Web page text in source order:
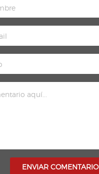
ENVIAR COMENTARIO